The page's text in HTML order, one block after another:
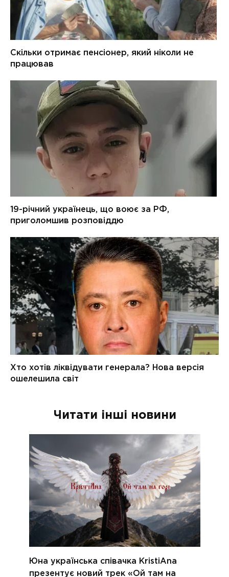
Читати інші новини
Юна українська співачка KristiAna
презентує новий трек «Ой там на